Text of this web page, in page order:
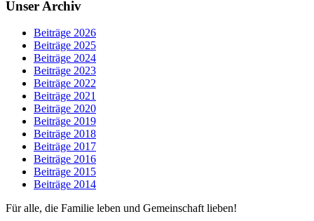
Unser Archiv
Beiträge 2026
Beiträge 2025
Beiträge 2024
Beiträge 2023
Beiträge 2022
Beiträge 2021
Beiträge 2020
Beiträge 2019
Beiträge 2018
Beiträge 2017
Beiträge 2016
Beiträge 2015
Beiträge 2014
Für alle, die Familie leben und Gemeinschaft lieben!